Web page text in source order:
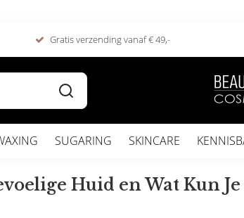
Gratis verzending vanaf € 49,-
SUGARING SKINCARE
Huid en Wat Kun Je